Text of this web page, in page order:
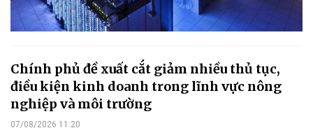
Chính phủ đề xuất cắt giảm nhiều thủ tục,
điều kiện kinh doanh trong lĩnh vực nông
nghiệp và môi trường
07/08/2026 11:20